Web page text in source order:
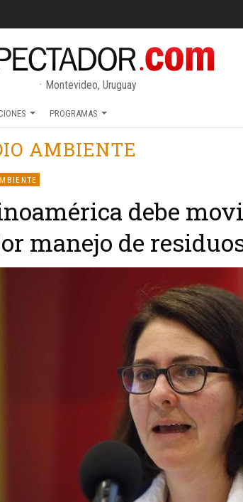
Montevideo, Uruguay
PROGRAMAS
AMBIENTE
debe
manejo de